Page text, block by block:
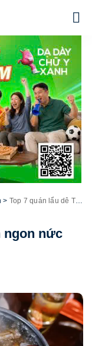
> Top 7 quán lẩu dê Tân Bình ngon nức tiếng, nhất định phải thử
ngon nức